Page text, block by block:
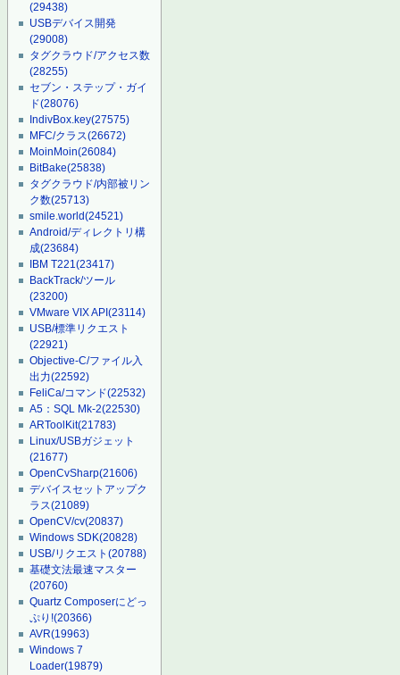
(29438)
USBデバイス開発
(29008)
タグクラウド/アクセス数
(28255)
セブン・ステップ・ガイ
ド(28076)
IndivBox.key(27575)
MFC/クラス(26672)
MoinMoin(26084)
BitBake(25838)
タグクラウド/内部被リン
ク数(25713)
smile.world(24521)
Android/ディレクトリ構
成(23684)
IBM T221(23417)
BackTrack/ツール
(23200)
VMware VIX API(23114)
USB/標準リクエスト
(22921)
Objective-C/ファイル入
出力(22592)
FeliCa/コマンド(22532)
A5：SQL Mk-2(22530)
ARToolKit(21783)
Linux/USBガジェット
(21677)
OpenCvSharp(21606)
デバイスセットアップク
ラス(21089)
OpenCV/cv(20837)
Windows SDK(20828)
USB/リクエスト(20788)
基礎文法最速マスター
(20760)
Quartz Composerにどっ
ぷり!(20366)
AVR(19963)
Windows 7
Loader(19879)